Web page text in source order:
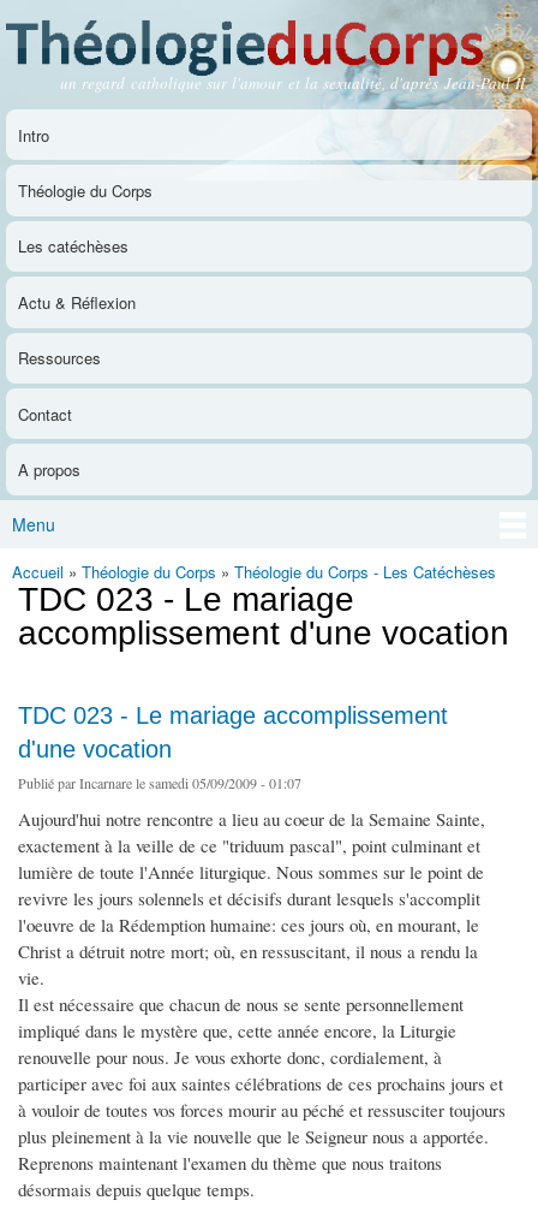
contenu
principal
Théologie du Corps
un regard catholique sur l'amour et la sexualité, d'après Jean-Paul II
Menu principal
Intro
Théologie du Corps
Les catéchèses
Actu & Réflexion
Ressources
Contact
A propos
Menu
Vous êtes ici
Accueil » Théologie du Corps » Théologie du Corps - Les Catéchèses
TDC 023 - Le mariage
accomplissement d'une vocation
TDC 023 - Le mariage accomplissement
d'une vocation
Publié parIncarnarele samedi 05/09/2009 - 01:07
Aujourd'hui notre rencontre a lieu au coeur de la Semaine Sainte,
exactement à la veille de ce "triduum pascal", point culminant et
lumière de toute l'Année liturgique. Nous sommes sur le point de
revivre les jours solennels et décisifs durant lesquels s'accomplit
l'oeuvre de la Rédemption humaine: ces jours où, en mourant, le
Christ a détruit notre mort; où, en ressuscitant, il nous a rendu la
vie.
Il est nécessaire que chacun de nous se sente personnellement
impliqué dans le mystère que, cette année encore, la Liturgie
renouvelle pour nous. Je vous exhorte donc, cordialement, à
participer avec foi aux saintes célébrations de ces prochains jours et
à vouloir de toutes vos forces mourir au péché et ressusciter toujours
plus pleinement à la vie nouvelle que le Seigneur nous a apportée.
Reprenons maintenant l'examen du thème que nous traitons
désormais depuis quelque temps.